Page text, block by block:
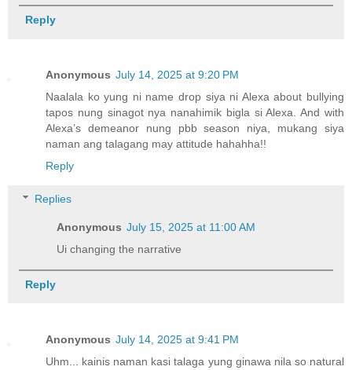
Reply
Anonymous July 14, 2025 at 9:20 PM
Naalala ko yung ni name drop siya ni Alexa about bullying
tapos nung sinagot nya nanahimik bigla si Alexa. And with
Alexa’s demeanor nung pbb season niya, mukang siya
naman ang talagang may attitude hahahha!!
Reply
Replies
Anonymous July 15, 2025 at 11:00 AM
Ui changing the narrative
Reply
Anonymous July 14, 2025 at 9:41 PM
Uhm... kainis naman kasi talaga yung ginawa nila so natural